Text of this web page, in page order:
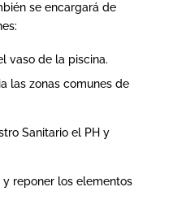
se encargará de
vaso de la piscina.
las zonas comunes de
Sanitario el PH y
reponer los elementos